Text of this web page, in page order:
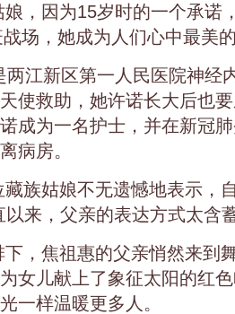
，因为15岁时的一个承诺
场，她成为人们心中最美
两江新区第一人民医院神经
使救助，她许诺长大后也
成为一名护士，并在新冠
病房。
族姑娘不无遗憾地表示，
以来，父亲的表达方式太含
，焦祖惠的父亲悄然来到
女儿献上了象征太阳的红
一样温暖更多人。